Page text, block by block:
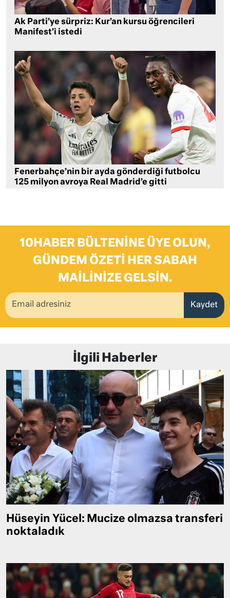
Ak Parti’ye sürpriz: Kur’an kursu öğrencileri
Manifest’i istedi
Fenerbahçe’nin bir ayda gönderdiği futbolcu
125 milyon avroya Real Madrid’e gitti
10HABER BÜLTENINE ÜYE OLUN,
GÜNDEM ÖZETI HER SABAH
MAILINIZE GELSIN.
Kaydet
İlgili Haberler
Hüseyin Yücel: Mucize olmazsa transferi
noktaladık